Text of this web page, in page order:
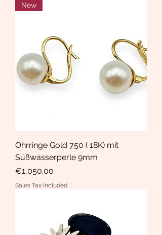
New
Ohrringe Gold 750 ( 18K) mit
Süßwasserperle 9mm
Price
€1,050.00
Sales Tax Included